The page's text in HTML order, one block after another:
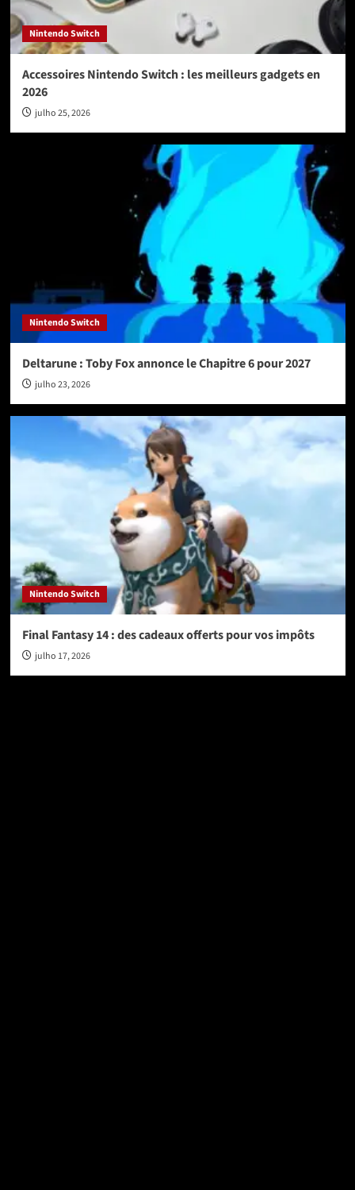
Nintendo Switch
Accessoires Nintendo Switch : les meilleurs gadgets en
2026
julho 25, 2026
Nintendo Switch
Deltarune : Toby Fox annonce le Chapitre 6 pour 2027
julho 23, 2026
Nintendo Switch
Final Fantasy 14 : des cadeaux offerts pour vos impôts
julho 17, 2026